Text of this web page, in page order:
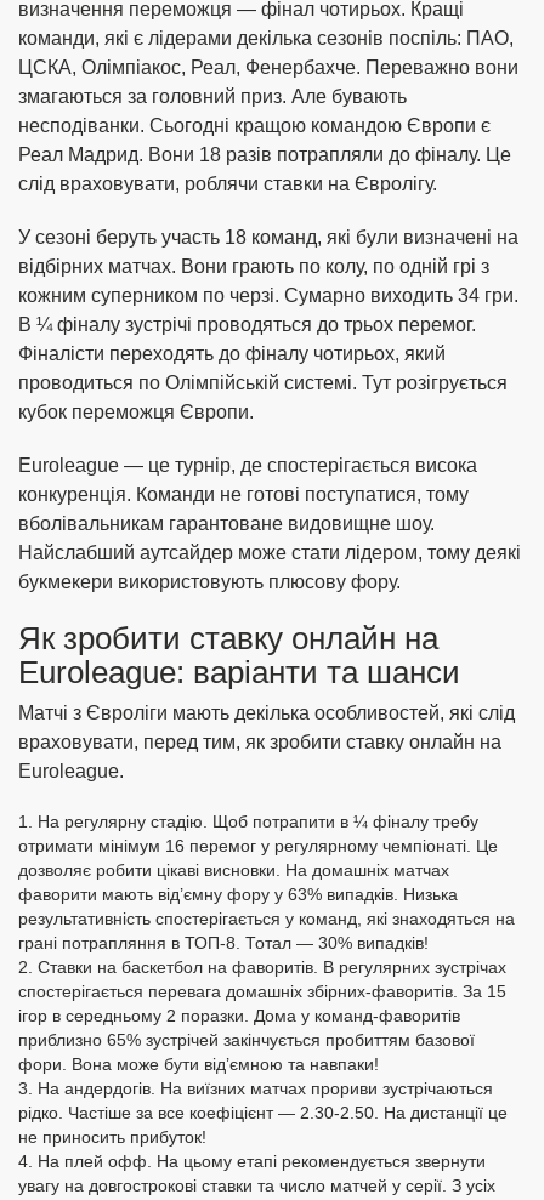
визначення переможця — фінал чотирьох. Кращі
команди, які є лідерами декілька сезонів поспіль: ПАО,
ЦСКА, Олімпіакос, Реал, Фенербахче. Переважно вони
змагаються за головний приз. Але бувають
несподіванки. Сьогодні кращою командою Європи є
Реал Мадрид. Вони 18 разів потрапляли до фіналу. Це
слід враховувати, роблячи ставки на Євролігу.
У сезоні беруть участь 18 команд, які були визначені на
відбірних матчах. Вони грають по колу, по одній грі з
кожним суперником по черзі. Сумарно виходить 34 гри.
В ¼ фіналу зустрічі проводяться до трьох перемог.
Фіналісти переходять до фіналу чотирьох, який
проводиться по Олімпійській системі. Тут розігрується
кубок переможця Європи.
Euroleague — це турнір, де спостерігається висока
конкуренція. Команди не готові поступатися, тому
вболівальникам гарантоване видовищне шоу.
Найслабший аутсайдер може стати лідером, тому деякі
букмекери використовують плюсову фору.
Як зробити ставку онлайн на
Euroleague: варіанти та шанси
Матчі з Євроліги мають декілька особливостей, які слід
враховувати, перед тим, як зробити ставку онлайн на
Euroleague.
На регулярну стадію. Щоб потрапити в ¼ фіналу требу
отримати мінімум 16 перемог у регулярному чемпіонаті. Це
дозволяє робити цікаві висновки. На домашніх матчах
фаворити мають від’ємну фору у 63% випадків. Низька
результативність спостерігається у команд, які знаходяться на
грані потрапляння в ТОП-8. Тотал — 30% випадків!
Ставки на баскетбол на фаворитів. В регулярних зустрічах
спостерігається перевага домашніх збірних-фаворитів. За 15
ігор в середньому 2 поразки. Дома у команд-фаворитів
приблизно 65% зустрічей закінчується пробиттям базової
фори. Вона може бути від’ємною та навпаки!
На андердогів. На виїзних матчах прориви зустрічаються
рідко. Частіше за все коефіцієнт — 2.30-2.50. На дистанції це
не приносить прибуток!
На плей офф. На цьому етапі рекомендується звернути
увагу на довгострокові ставки та число матчей у серії. З усіх